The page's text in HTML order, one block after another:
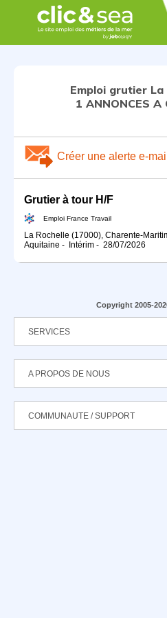
Emploi grutier La
1 ANNONCES A
Créer une alerte e-mail
Grutier à tour H/F
Emploi France Travail
La Rochelle (17000), Charente-
Aquitaine - Intérim - 28/07/2026
Copyright 2005-
SERVICES
A PROPOS DE NOUS
COMMUNAUTE / SUPPORT